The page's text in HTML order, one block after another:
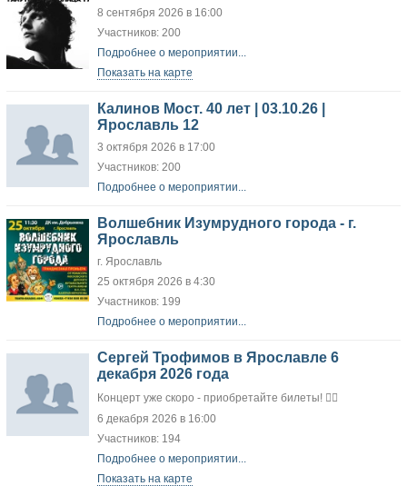
8 сентября 2026 в 16:00
Участников: 200
Подробнее о мероприятии...
Показать на карте
Калинов Мост. 40 лет | 03.10.26 |
Ярославль 12
3 октября 2026 в 17:00
Участников: 200
Подробнее о мероприятии...
Волшебник Изумрудного города - г.
Ярославль
г. Ярославль
25 октября 2026 в 4:30
Участников: 199
Подробнее о мероприятии...
Сергей Трофимов в Ярославле 6
декабря 2026 года
Концерт уже скоро - приобретайте билеты! 👍🏻
6 декабря 2026 в 16:00
Участников: 194
Подробнее о мероприятии...
Показать на карте